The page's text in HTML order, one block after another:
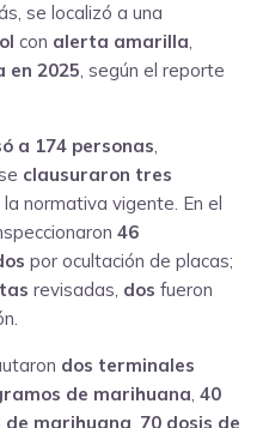
se localizó a una
con alerta amarilla,
en 2025, según el reporte
a 174 personas,
clausuraron tres
normativa vigente. En el
46
por ocultación de placas;
revisadas, dos fueron
dos terminales
de marihuana, 40
de marihuana 70 dosis de